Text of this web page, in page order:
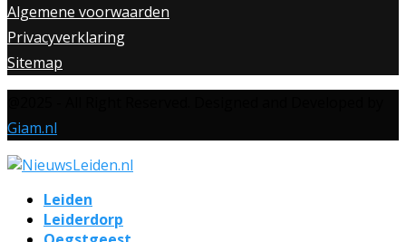
Algemene voorwaarden
Privacyverklaring
Sitemap
Giam.nl
Leiden
Leiderdorp